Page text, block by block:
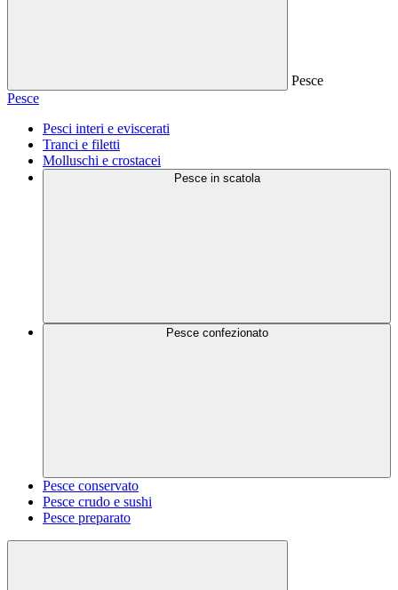
Pesce
Pesce
Pesci interi e eviscerati
Tranci e filetti
Molluschi e crostacei
Pesce in scatola
Pesce confezionato
Pesce conservato
Pesce crudo e sushi
Pesce preparato